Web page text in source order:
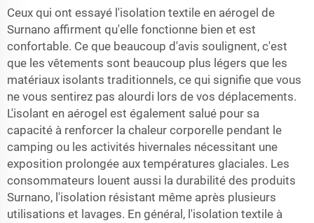
Ceux qui ont essayé l'isolation textile en aérogel de
Surnano affirment qu'elle fonctionne bien et est
confortable. Ce que beaucoup d'avis soulignent, c'est
que les vêtements sont beaucoup plus légers que les
matériaux isolants traditionnels, ce qui signifie que vous
ne vous sentirez pas alourdi lors de vos déplacements.
L'isolant en aérogel est également salué pour sa
capacité à renforcer la chaleur corporelle pendant le
camping ou les activités hivernales nécessitant une
exposition prolongée aux températures glaciales. Les
consommateurs louent aussi la durabilité des produits
Surnano, l'isolation résistant même après plusieurs
utilisations et lavages. En général, l'isolation textile à